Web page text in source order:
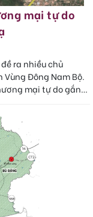
mại tự do
ra nhiều chủ
Đông Nam Bộ.
mại tự do gắn